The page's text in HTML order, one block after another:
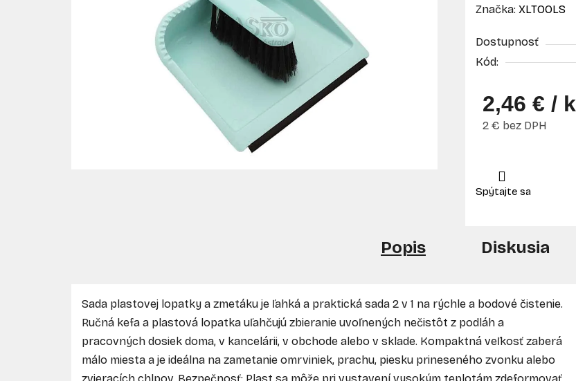
Značka: XLTOOLS
Dostupnosť
Kód:
2,46 € /
2 € bez DPH
Popis Diskusia
Sada plastovej lopatky a zmetáku je ľahká a praktická sada 2 v 1 na rýchle a bodové čistenie.
Ručná kefa a plastová lopatka uľahčujú zbieranie uvoľnených nečistôt z podláh a
pracovných dosiek doma, v kancelárii, v obchode alebo v sklade. Kompaktná veľkosť zaberá
málo miesta a je ideálna na zametanie omrviniek, prachu, piesku prineseného zvonku alebo